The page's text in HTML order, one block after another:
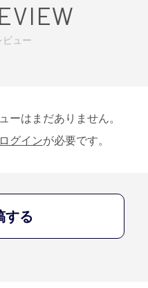
ビュー
ーはまだありません。
ログインが必要です。
する